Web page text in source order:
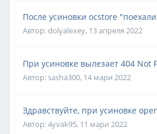
После усиновки ocstore
Автор:dolyalexey, 13 апреля 2022
При усиновке вылезает 404
Автор:sasha300, 14 мари 2022
Здравствуйте, при усиновке
Автор:4yvak95, 11 мари 2022